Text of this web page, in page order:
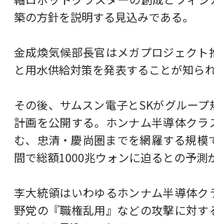
築の方針を説明する見込みである。
金成煥気候部長官はメガプロジェクト
と用水供給対策を発表することが知ら
その後、サムスン電子とSKがグルー
計画を公開する。ホンナム半導体クラ
む、忠清・慶尚圏までを網羅する規模
間で総額1000兆ウォンに迫るとの予測
李大統領はいわゆるホンナム半導体ク
野党の『職権乱用』などの攻撃に対す